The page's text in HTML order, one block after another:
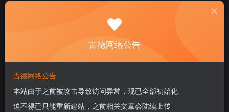
￥2
免费古德网络公告
古德网络公告
本站由于之前被攻击导致访问异常，现已全部初始化
迫不得已只能重新建站，之前相关文章会陆续上传